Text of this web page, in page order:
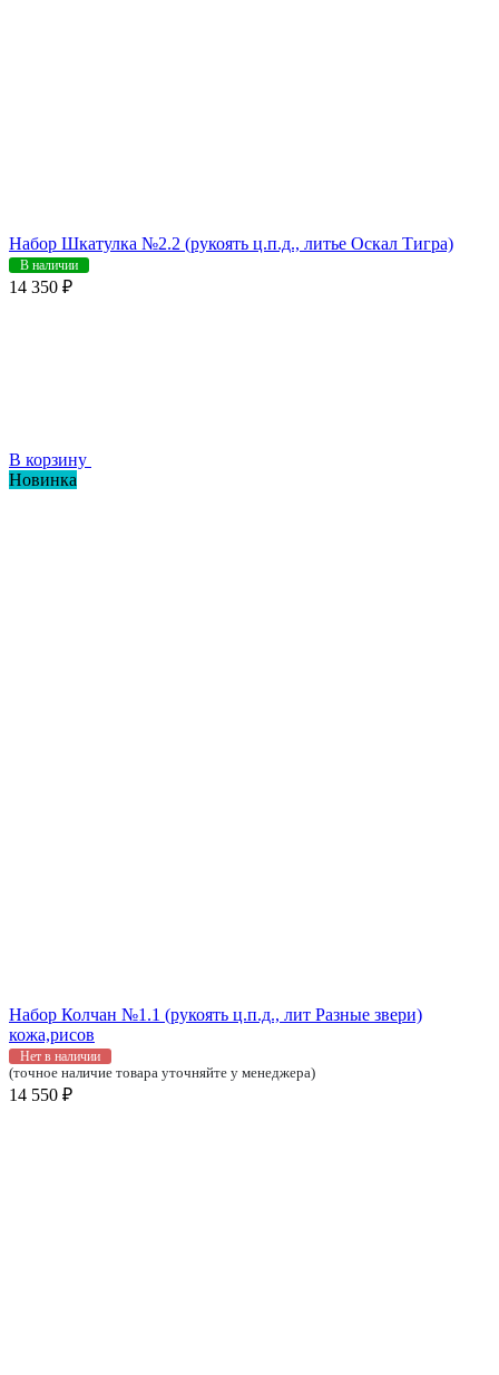
Набор Шкатулка №2.2 (рукоять ц.п.д., литье Оскал Тигра)
В наличии
14 350 ₽
В корзину
Новинка
Набор Колчан №1.1 (рукоять ц.п.д., лит Разные звери)
кожа,рисов
Нет в наличии
(точное наличие товара уточняйте у менеджера)
14 550 ₽